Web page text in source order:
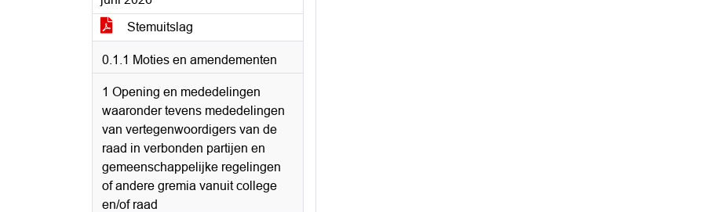
Stemuitslag
0.1.1 Moties en amendementen
1 Opening en mededelingen
waaronder tevens mededelingen
van vertegenwoordigers van de
raad in verbonden partijen en
gemeenschappelijke regelingen
of andere gremia vanuit college
en/of raad